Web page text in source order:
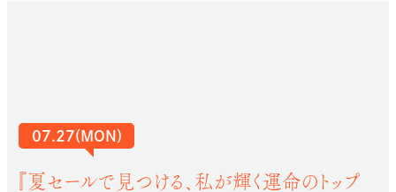
07.27(MON)
『夏セールで見つける、私が輝く運命のトップ